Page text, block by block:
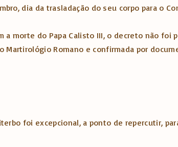
dia da trasladação do seu corpo para o
a morte do Papa Calisto III, o decreto não foi
Romano e confirmada por
foi excepcional, a ponto de repercutir,